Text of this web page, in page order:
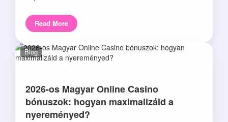
Read More
Blog
2026-os Magyar Online Casino
bónuszok: hogyan maximalizáld a
nyereményed?